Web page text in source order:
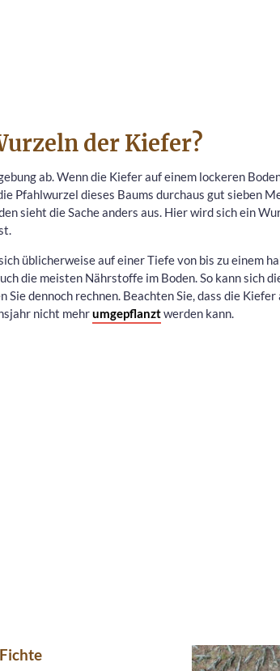
der Kiefer?
ab. Wenn die Kiefer auf einem lockeren
Pfahlwurzel dieses Baums durchaus gut sieben
sieht die Sache anders aus. Hier wird sich ein
üblicherweise auf einer Tiefe von bis zu einem
die meisten Nährstoffe im Boden. So kann sich
dennoch rechnen. Beachten Sie, dass die Kiefer
nicht mehrumgepflanztwerden kann.